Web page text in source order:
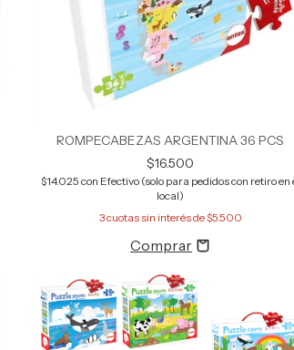
ROMPECABEZAS ARGENTINA 36 PCS
$16.500
$14.025 con Efectivo (solo para pedidos con retiro en
local)
3cuotas sin interés de$5.500